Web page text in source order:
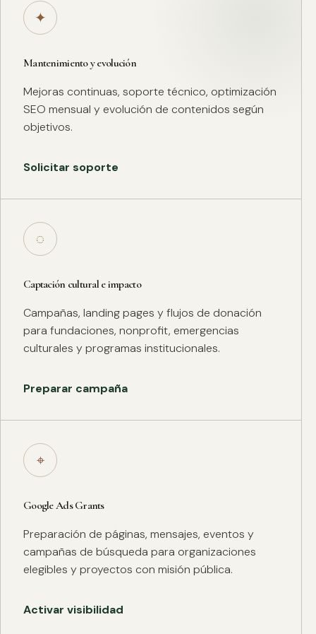
✦
Mantenimiento y evolución
Mejoras continuas, soporte técnico, optimización
SEO mensual y evolución de contenidos según
objetivos.
Solicitar soporte
◌
Captación cultural e impacto
Campañas, landing pages y flujos de donación
para fundaciones, nonprofit, emergencias
culturales y programas institucionales.
Preparar campaña
⌖
Google Ads Grants
Preparación de páginas, mensajes, eventos y
campañas de búsqueda para organizaciones
elegibles y proyectos con misión pública.
Activar visibilidad